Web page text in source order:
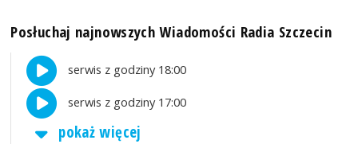
Posłuchaj najnowszych Wiadomości Radia Szczecin
serwis z godziny 18:00
serwis z godziny 17:00
pokaż więcej